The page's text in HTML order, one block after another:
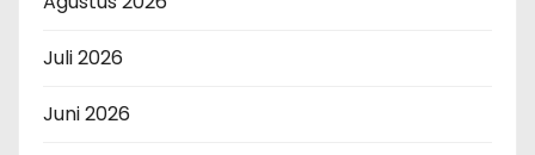
Juli 2026
Juni 2026